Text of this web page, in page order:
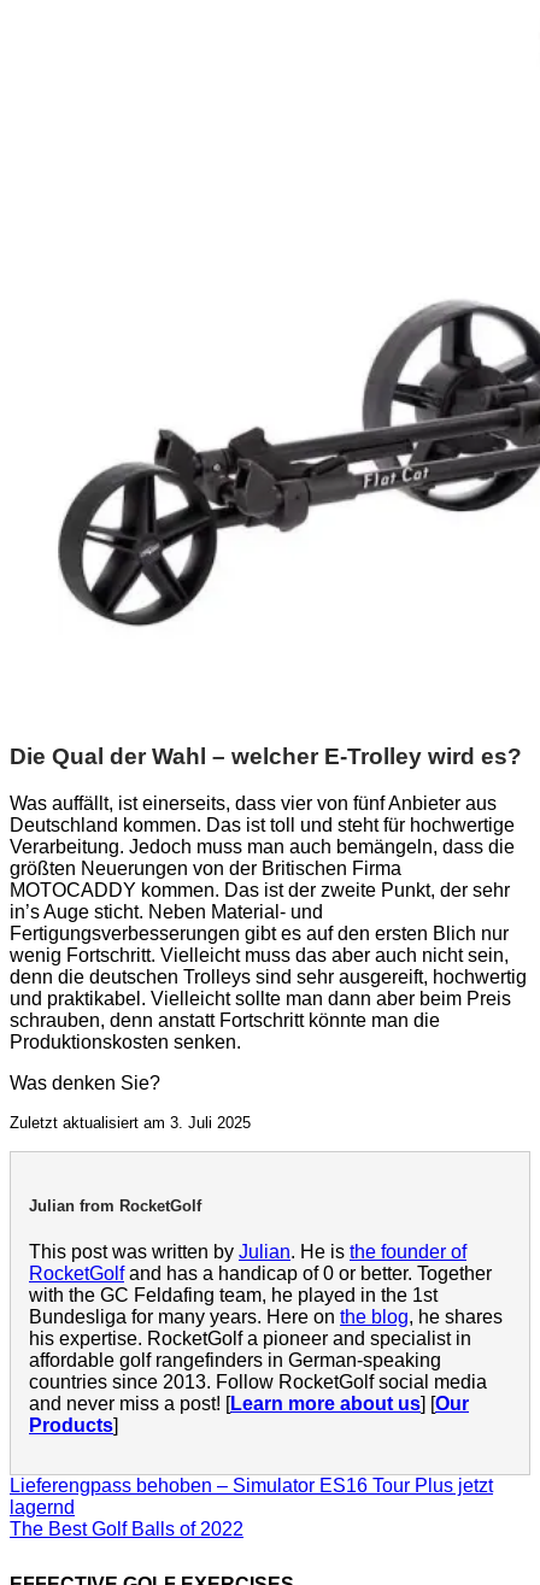
Die Qual der Wahl – welcher E-Trolley wird es?
Was auffällt, ist einerseits, dass vier von fünf Anbieter aus
Deutschland kommen. Das ist toll und steht für hochwertige
Verarbeitung. Jedoch muss man auch bemängeln, dass die
größten Neuerungen von der Britischen Firma
MOTOCADDY kommen. Das ist der zweite Punkt, der sehr
in’s Auge sticht. Neben Material- und
Fertigungsverbesserungen gibt es auf den ersten Blich nur
wenig Fortschritt. Vielleicht muss das aber auch nicht sein,
denn die deutschen Trolleys sind sehr ausgereift, hochwertig
und praktikabel. Vielleicht sollte man dann aber beim Preis
schrauben, denn anstatt Fortschritt könnte man die
Produktionskosten senken.
Was denken Sie?
Zuletzt aktualisiert am 3. Juli 2025
Julian from RocketGolf
This post was written by Julian. He is the founder of
RocketGolfand has a handicap of 0 or better. Together
with the GC Feldafing team, he played in the 1st
Bundesliga for many years. Here on the blog, he shares
his expertise. RocketGolf a pioneer and specialist in
affordable golf rangefinders in German-speaking
countries since 2013. Follow RocketGolf social media
and never miss a post! [Learn more about us] [Our
Products]
Lieferengpass behoben – Simulator ES16 Tour Plus jetzt
lagernd
The Best Golf Balls of 2022